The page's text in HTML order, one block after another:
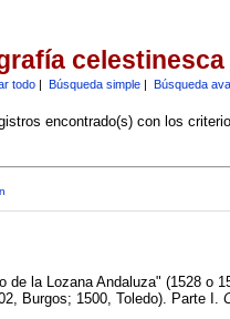
celestinesca
todo| Búsqueda simple| Búsqueda
encontrado(s) con los
de la Lozana Andaluza" (1528 o
Burgos; 1500, Toledo). Parte I.